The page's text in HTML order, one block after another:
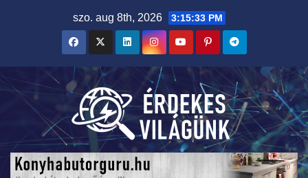
szo. aug 8th, 2026 3:15:34 PM